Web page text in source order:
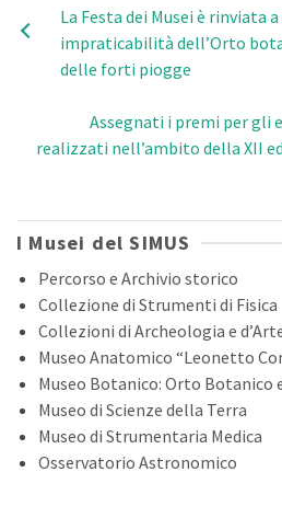
La Festa dei Musei è rinviata
impraticabilità dell’Orto
delle forti piogge
Assegnati i premi per gli
realizzati nell’ambito della XII
I Musei del SIMUS
Percorso e Archivio storico
Collezione di Strumenti di Fisica
Collezioni di Archeologia e
Museo Anatomico “Leonetto
Museo Botanico: Orto Botanico
Museo di Scienze della Terra
Museo di Strumentaria Medica
Osservatorio Astronomico